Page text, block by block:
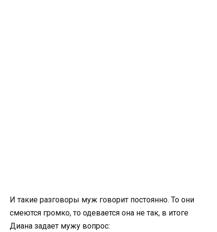
И такие разговоры муж говорит постоянно. То они
смеются громко, то одевается она не так, в итоге
Диана задает мужу вопрос: